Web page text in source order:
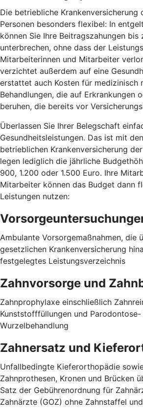
Die betriebliche Krankenversicherung
Personen besonders flexibel: In
können Sie Ihre Beitragszahungen
unterbrechen, ohne dass der
Mitarbeiterinnen und Mitarbeiter
verzichtet außerdem auf eine
erstattet auch Kosten für medizinisch
Behandlungen, die auf Erkrankungen
beruhen, die bereits vor
Überlassen Sie Ihrer Belegschaft
Gesundheitsleistungen. Das ist mit
betrieblichen Krankenversicherung
legen lediglich die jährliche
900, 1.200 oder 1.500 Euro. Ihre
Mitarbeiter können das Budget dann
Leistungen nutzen:
Ambulante Vorsorgemaßnahmen, die
gesetzlichen Krankenversicherung
festgelegtes Leistungsverzeichnis
Zahnvorsorge und
Zahnprophylaxe einschließlich
Kunststofffüllungen und Parodontose-
Wurzelbehandlung
Zahnersatz und
Unfallbedingte Kieferorthopädie
Zahnprothesen, Kronen und Brücken
Satz der Gebührenordnung für
Zahnärzte (GOZ) ohne Zahnstaffel